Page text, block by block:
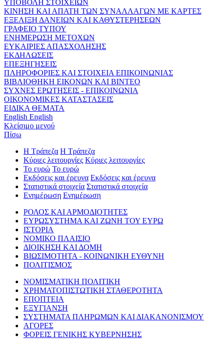
ΥΠΟΒΟΛΗ ΣΤΟΙΧΕΙΩΝ
ΚΙΝΗΣΗ ΚΑΙ ΑΠΑΤΗ ΤΩΝ ΣΥΝΑΛΛΑΓΩΝ ΜΕ ΚΑΡΤΕΣ
ΕΞΕΛΙΞΗ ΔΑΝΕΙΩΝ ΚΑΙ ΚΑΘΥΣΤΕΡΗΣΕΩΝ
ΓΡΑΦΕΙΟ ΤΥΠΟΥ
ΕΝΗΜΕΡΩΣΗ ΜΕΤΟΧΩΝ
ΕΥΚΑΙΡΙΕΣ ΑΠΑΣΧΟΛΗΣΗΣ
ΕΚΔΗΛΩΣΕΙΣ
ΕΠΕΞΗΓΗΣΕΙΣ
ΠΛΗΡΟΦΟΡΙΕΣ ΚΑΙ ΣΤΟΙΧΕΙΑ ΕΠΙΚΟΙΝΩΝΙΑΣ
ΒΙΒΛΙΟΘΗΚΗ ΕΙΚΟΝΩΝ ΚΑΙ ΒΙΝΤΕΟ
ΣΥΧΝΕΣ ΕΡΩΤΗΣΕΙΣ - ΕΠΙΚΟΙΝΩΝΙΑ
ΟΙΚΟΝΟΜΙΚΕΣ ΚΑΤΑΣΤΑΣΕΙΣ
ΕΙΔΙΚΑ ΘΕΜΑΤΑ
English English
Κλείσιμο μενού
Πίσω
Η Τράπεζα Η Τράπεζα
Κύριες λειτουργίες Κύριες λειτουργίες
Το ευρώ Το ευρώ
Εκδόσεις και έρευνα Εκδόσεις και έρευνα
Στατιστικά στοιχεία Στατιστικά στοιχεία
Ενημέρωση Ενημέρωση
ΡΟΛΟΣ ΚΑΙ ΑΡΜΟΔΙΟΤΗΤΕΣ
ΕΥΡΩΣΥΣΤΗΜΑ ΚΑΙ ΖΩΝΗ ΤΟΥ ΕΥΡΩ
ΙΣΤΟΡΙΑ
ΝΟΜΙΚΟ ΠΛΑΙΣΙΟ
ΔΙΟΙΚΗΣΗ ΚΑΙ ΔΟΜΗ
ΒΙΩΣΙΜΟΤΗΤΑ - ΚΟΙΝΩΝΙΚΗ ΕΥΘΥΝΗ
ΠΟΛΙΤΙΣΜΟΣ
ΝΟΜΙΣΜΑΤΙΚΗ ΠΟΛΙΤΙΚΗ
ΧΡΗΜΑΤΟΠΙΣΤΩΤΙΚΗ ΣΤΑΘΕΡΟΤΗΤΑ
ΕΠΟΠΤΕΙΑ
ΕΞΥΓΙΑΝΣΗ
ΣΥΣΤΗΜΑΤΑ ΠΛΗΡΩΜΩΝ ΚΑΙ ΔΙΑΚΑΝΟΝΙΣΜΟΥ
ΑΓΟΡΕΣ
ΦΟΡΕΙΣ ΓΕΝΙΚΗΣ ΚΥΒΕΡΝΗΣΗΣ